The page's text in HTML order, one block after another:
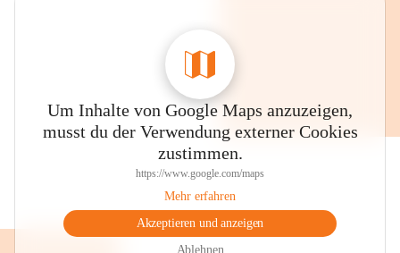
Um Inhalte von Google Maps anzuzeigen,
musst du der Verwendung externer Cookies
zustimmen.
https://www.google.com/maps
Mehr erfahren
Akzeptieren und anzeigen
Ablehnen